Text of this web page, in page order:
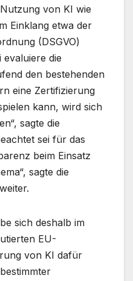
von KI wie
Einklang etwa der
(DSGVO)
die
den bestehenden
eine Zertifizierung
kann, wird sich
sagte die
sei für das
beim Einsatz
sagte die
sich deshalb im
EU-
von KI dafür